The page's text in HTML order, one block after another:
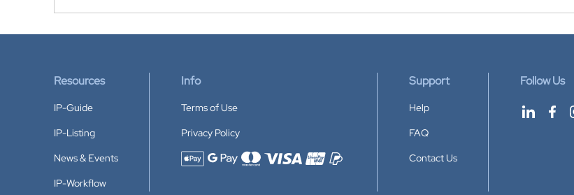
Resources
IP-Guide
IP-Listing
News & Events
IP-Workflow
Info
Terms of Use
Privacy Policy
Accepted payment methods
Support
Help
FAQ
Contact Us
Follow Us